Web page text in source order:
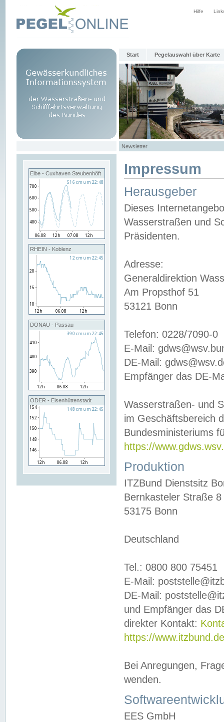
Hilfe
Start Pegelauswahl über Karte
Newsletter
Elbe - Cuxhaven Steubenhöft
RHEIN - Koblenz
DONAU - Passau
ODER - Eisenhüttenstadt
Impressum
Herausgeber
Dieses
Wasserstraßen und
Präsidenten.
Adresse:
Generaldirektion
Am Propsthof 51
53121 Bonn
Telefon: 0228/7090-0
E-Mail:
DE-Mail:
Empfänger das DE-
Wasserstraßen- und
im Geschäftsbereich
Bundesministeriums
https://
Produktion
ITZBund Dienstsitz
Bernkasteler Straße 8
53175 Bonn
Deutschland
Tel.: 0800 800 75451
E-Mail:
DE-Mail:
und Empfänger das
direkter Kontakt:
https://
Bei Anregungen,
wenden.
EES GmbH